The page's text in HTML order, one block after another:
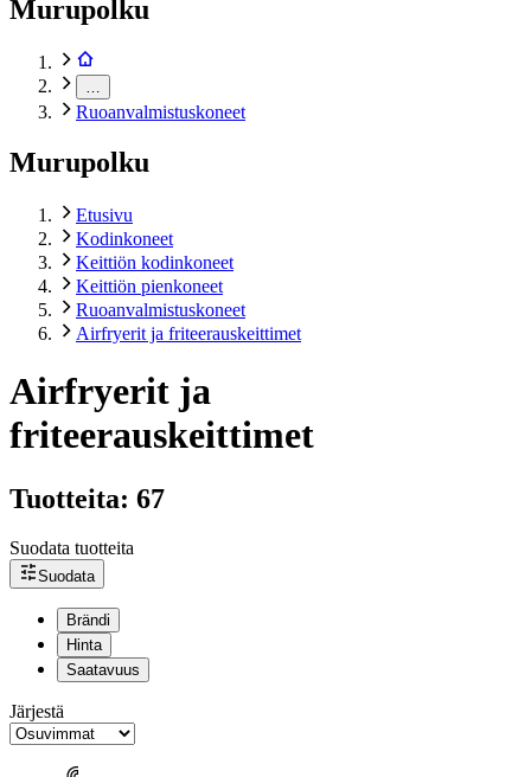
Murupolku
Ruoanvalmistuskoneet
Murupolku
Etusivu
Kodinkoneet
Keittiön kodinkoneet
Keittiön pienkoneet
Ruoanvalmistuskoneet
Airfryerit ja friteerauskeittimet
Airfryerit ja
friteerauskeittimet
Tuotteita: 67
Suodata tuotteita
Suodata
Brändi
Hinta
Saatavuus
Järjestä